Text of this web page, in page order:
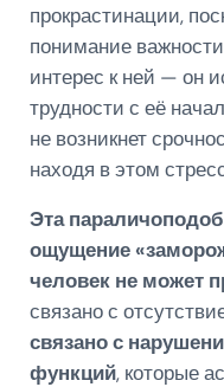
прокрастинации,
понимание
интерес к ней — он
трудности с её
не возникнет
находя в этом
Эта
ощущение
человек не может
связано с
связано с
функций, которые